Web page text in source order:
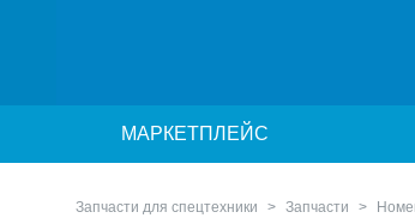
МАРКЕТПЛЕЙС
Запчасти для спецтехники Запчасти